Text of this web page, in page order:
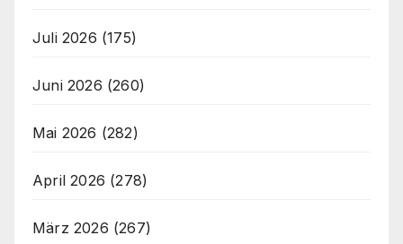
Juli 2026 (175)
Juni 2026 (260)
Mai 2026 (282)
April 2026 (278)
März 2026 (267)